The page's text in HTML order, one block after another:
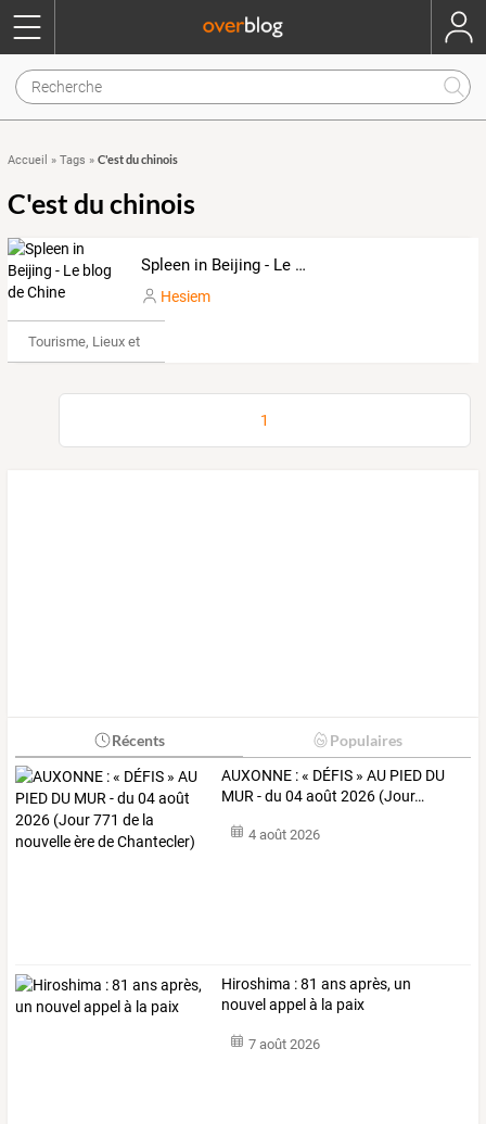
Accueil » Tags » C'est du chinois
C'est du chinois
Spleen in Beijing - Le blog de Chine
Hesiem
Tourisme, Lieux et Événements
1
Récents Populaires
AUXONNE :« DÉFIS » AU PIED DU
MUR -du 04août 2026 (Jour…
4 août 2026
Hiroshima : 81 ans après, un
nouvel appel à la paix
7 août 2026